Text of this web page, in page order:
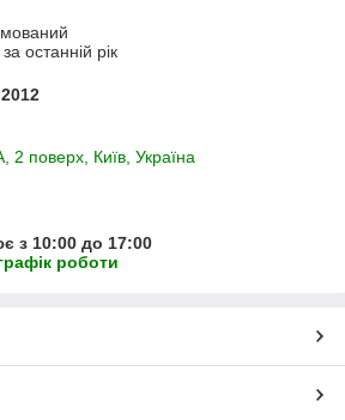
останній рік
2 поверх, Київ, Україна
з 10:00 до 17:00
роботи